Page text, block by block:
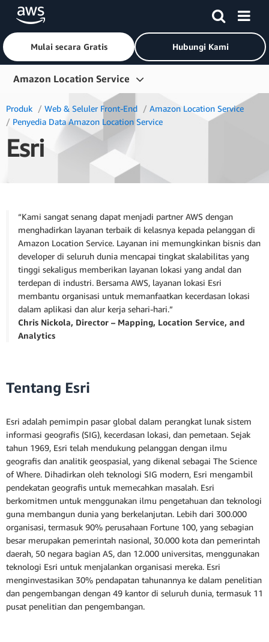
Lewati ke Konten Utama
Mulai secara Gratis Hubungi Kami
Amazon Location Service
Gambaran Umum
Produk
Industri
Sumber Daya
Produk Web & Seluler Front-End
Amazon Location Service
Penyedia Data Amazon Location Service
Esri
“Kami sangat senang dapat menjadi partner AWS dengan
menghadirkan layanan terbaik di kelasnya kepada pelanggan di
Amazon Location Service. Layanan ini memungkinkan bisnis dan
developer di seluruh dunia mencapai tingkat skalabilitas yang
tinggi sekaligus memberikan layanan lokasi yang andal dan
terdepan di industri. Bersama AWS, layanan lokasi Esri
membantu organisasi untuk memanfaatkan kecerdasan lokasi
dalam aplikasi dan alur kerja sehari-hari.”
Chris Nickola, Director – Mapping, Location Service, and
Analytics
Tentang Esri
Esri adalah pemimpin pasar global dalam perangkat lunak sistem
informasi geografis (SIG), kecerdasan lokasi, dan pemetaan. Sejak
tahun 1969, Esri telah mendukung pelanggan dengan ilmu
geografis dan analitik geospasial, yang dikenal sebagai The Science
of Where. Dihadirkan oleh teknologi SIG modern, Esri mengambil
pendekatan geografis untuk memecahkan masalah. Esri
berkomitmen untuk menggunakan ilmu pengetahuan dan teknologi
guna membangun dunia yang berkelanjutan. Lebih dari 300.000
organisasi, termasuk 90% perusahaan Fortune 100, yang sebagian
besar merupakan pemerintah nasional, 30.000 kota dan pemerintah
daerah, 50 negara bagian AS, dan 12.000 universitas, menggunakan
teknologi Esri untuk menjalankan organisasi mereka. Esri
menginvestasikan 30% pendapatan tahunannya ke dalam penelitian
dan pengembangan dengan 49 kantor di seluruh dunia, termasuk 11
pusat penelitian dan pengembangan.